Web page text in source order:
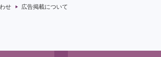
せ 広告掲載について